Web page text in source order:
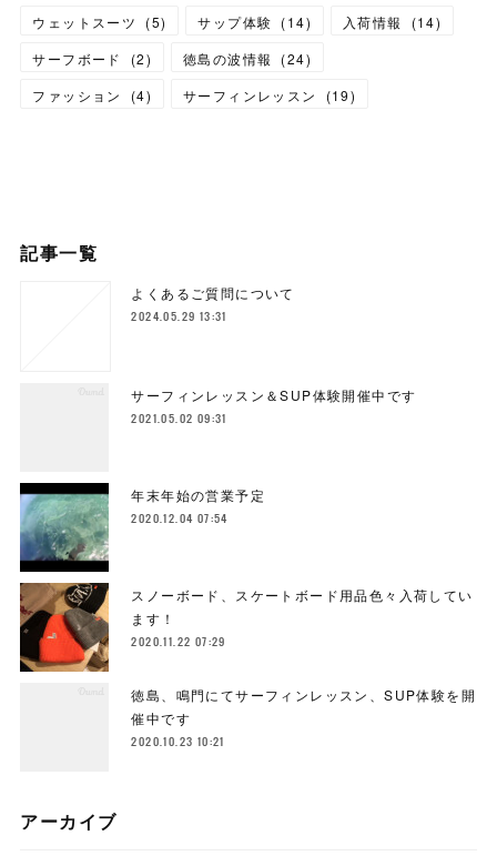
ウェットスーツ
(5) サップ体験 (14) 入荷情報 (14)
サーフボード
(2) 徳島の波情報 (24)
ファッション
(4) サーフィンレッスン (19)
記事一覧
よくあるご質問について
2024.05.29 13:31
サーフィンレッスン＆SUP体験開催中です
2021.05.02 09:31
年末年始の営業予定
2020.12.04 07:54
スノーボード、スケートボード用品色々入荷してい
ます！
2020.11.22 07:29
徳島、鳴門にてサーフィンレッスン、SUP体験を開
催中です
2020.10.23 10:21
アーカイブ